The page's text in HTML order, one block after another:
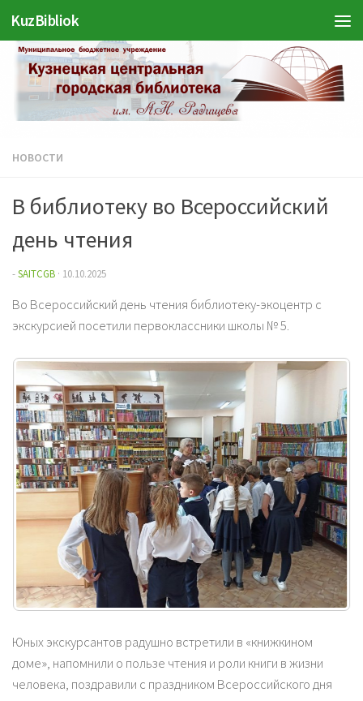
Перейти к содержимому
KuzBibliok
НОВОСТИ
В библиотеку во Всероссийский
день чтения
-SAITCGB · 10.10.2025
Во Всероссийский день чтения библиотеку-экоцентр с
экскурсией посетили первоклассники школы № 5.
Юных экскурсантов радушно встретили в «книжкином
доме», напомнили о пользе чтения и роли книги в жизни
человека, поздравили с праздником Всероссийского дня